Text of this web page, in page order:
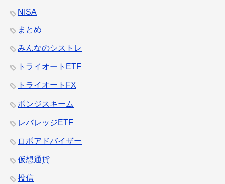
NISA
まとめ
みんなのシストレ
トライオートETF
トライオートFX
ポンジスキーム
レバレッジETF
ロボアドバイザー
仮想通貨
投信